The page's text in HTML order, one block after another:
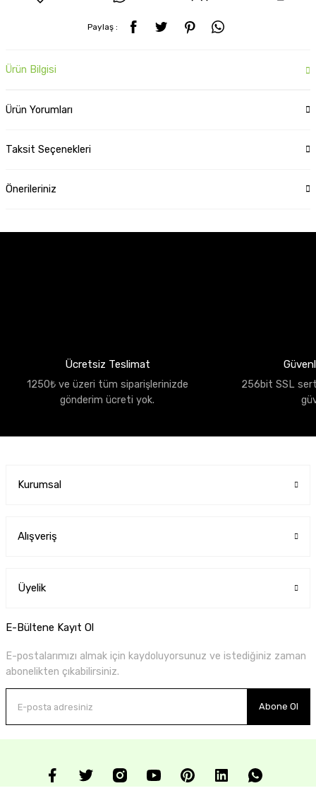
Paylaş :
Ürün Bilgisi
Ürün Yorumları
Taksit Seçenekleri
Önerileriniz
Ücretsiz Teslimat
1250₺ ve üzeri tüm siparişlerinizde
gönderim ücreti yok.
256bit SSL
Kurumsal
Alışveriş
Üyelik
E-Bültene Kayıt Ol
E-postalarımızı almak için kaydoluyorsunuz ve istediğiniz zaman
abonelikten çıkabilirsiniz.
Abone Ol